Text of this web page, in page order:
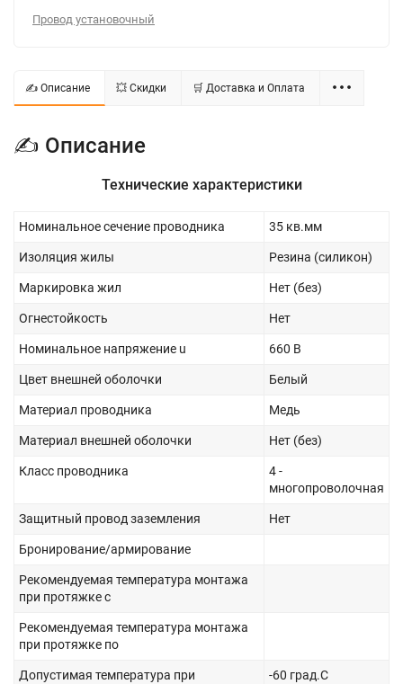
Провод установочный
✍ Описание 💥 Скидки 🛒 Доставка и Оплата
✍ Описание
Технические характеристики
Номинальное сечение проводника 35 кв.мм
Изоляция жилы Резина (силикон)
Маркировка жил Нет (без)
Огнестойкость Нет
Номинальное напряжение u 660 В
Цвет внешней оболочки Белый
Материал проводника Медь
Материал внешней оболочки Нет (без)
Класс проводника
4 -
многопроволочная
Защитный провод заземления Нет
Бронирование/армирование
Рекомендуемая температура монтажа
при протяжке с
Рекомендуемая температура монтажа
при протяжке по
Допустимая температура при
-60 град.C